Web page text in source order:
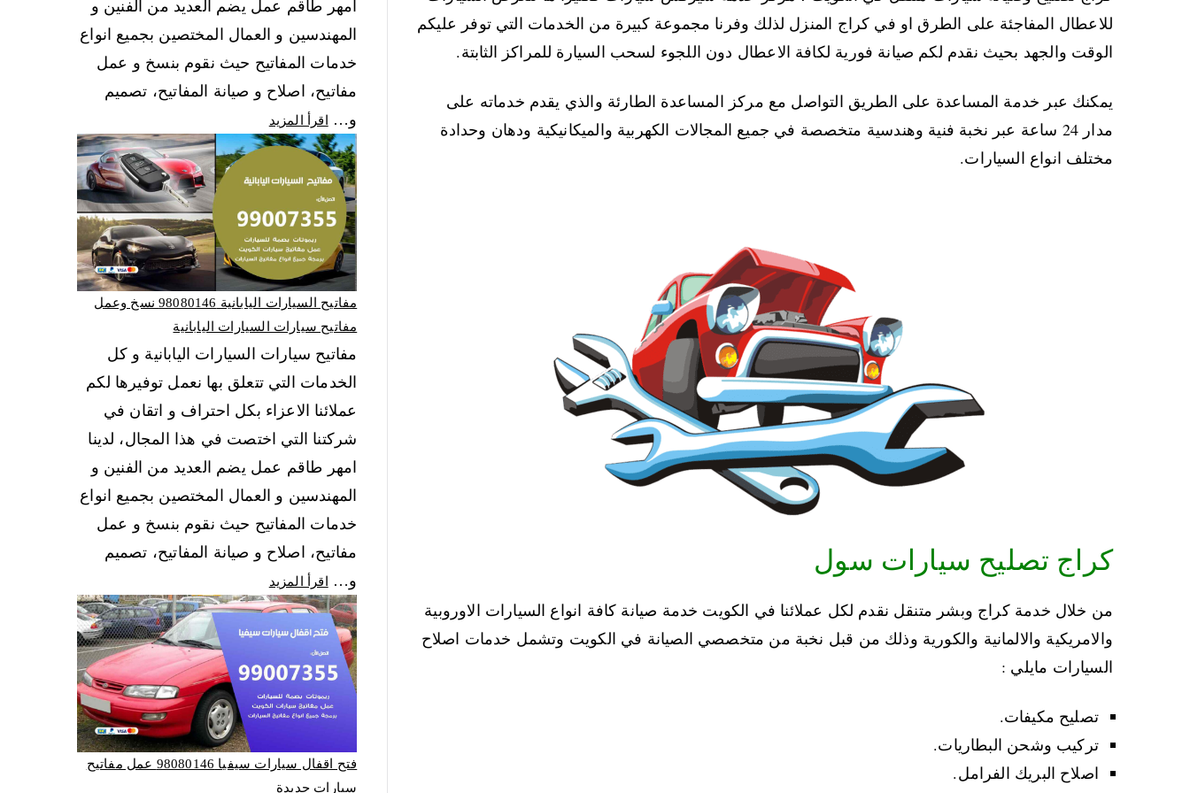
للاعطال المفاجئة على الطرق او في كراج المنزل لذلك وفرنا مجموعة كبيرة من الخدمات التي توفر عليكم
الوقت والجهد بحيث نقدم لكم صيانة فورية لكافة الاعطال دون اللجوء لسحب السيارة للمراكز الثابتة.
يمكنك عبر خدمة المساعدة على الطريق التواصل مع مركز المساعدة الطارئة والذي يقدم خدماته على
مدار 24 ساعة عبر نخبة فنية وهندسية متخصصة في جميع المجالات الكهربية والميكانيكية ودهان وحدادة
مختلف انواع السيارات.
كراج تصليح سيارات سول
من خلال خدمة كراج وبشر متنقل نقدم لكل عملائنا في الكويت خدمة صيانة كافة انواع السيارات الاوروبية
والامريكية والالمانية والكورية وذلك من قبل نخبة من متخصصي الصيانة في الكويت وتشمل خدمات اصلاح
السيارات مايلي :
تصليح مكيفات.
تركيب وشحن البطاريات.
اصلاح البريك الفرامل.
امهر طاقم عمل يضم العديد من الفنين و
المهندسين و العمال المختصين بجميع انواع
خدمات المفاتيح حيث نقوم بنسخ و عمل
مفاتيح، اصلاح و صيانة المفاتيح، تصميم
و…
اقرأ المزيد
مفاتيح السيارات اليابانية 98080146‬ نسخ وعمل
مفاتيح سيارات السيارات اليابانية
مفاتيح سيارات السيارات اليابانية و كل
الخدمات التي تتعلق بها نعمل توفيرها لكم
عملائنا الاعزاء بكل احتراف و اتقان في
شركتنا التي اختصت في هذا المجال، لدينا
امهر طاقم عمل يضم العديد من الفنين و
المهندسين و العمال المختصين بجميع انواع
خدمات المفاتيح حيث نقوم بنسخ و عمل
مفاتيح، اصلاح و صيانة المفاتيح، تصميم
و…
اقرأ المزيد
فتح اقفال سيارات سيفيا 98080146‬ عمل مفاتيح
سيارات جديدة